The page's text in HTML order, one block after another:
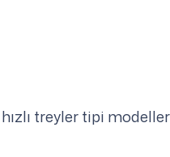
treyler tipi